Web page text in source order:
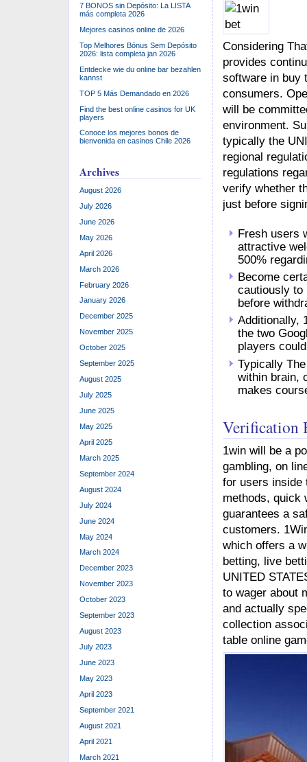
Considering
provides
software in buy
consumers.
will be
environment.
typically the
regional
regulations
verify whether
just before
Fresh users
attractive
500%
Become
cautiously to
before
Additionally,
the two
players
Typically
within brain,
makes
Verification
1win will be a
gambling, on
for users inside
methods, quick
guarantees a
customers.
which offers a
betting, live
UNITED
to wager about
and actually
collection
table online
7 BONOS sin Depósito: La LISTA
más completa 2026
Mejores casinos online de 2026
Top Melhores Bónus Sem Depósito
2026: lista completa jan 2026
Entdecke wie du online bar bezahlen
kannst
TOP 5 Más Demandado en 2026
Find the best online casinos for UK
players
Conoce los mejores bonos de
bienvenida en casinos Chile 2026
Archives
August 2026
July 2026
June 2026
May 2026
April 2026
March 2026
February 2026
January 2026
December 2025
November 2025
October 2025
September 2025
August 2025
July 2025
June 2025
May 2025
April 2025
March 2025
September 2024
August 2024
July 2024
June 2024
May 2024
March 2024
December 2023
November 2023
October 2023
September 2023
August 2023
July 2023
June 2023
May 2023
April 2023
September 2021
August 2021
April 2021
March 2021